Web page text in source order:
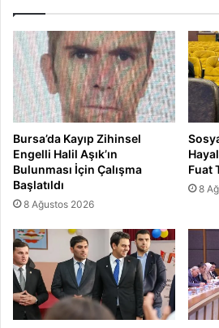
Bursa’da Kayıp Zihinsel
Engelli Halil Aşık’ın
Bulunması İçin Çalışma
Başlatıldı
8 Ağustos 2026
Fuat
8